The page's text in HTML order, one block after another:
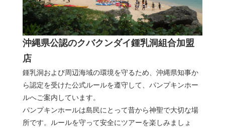
沖縄県公認のクバクンダイ鍾乳洞組合加盟
店
鍾乳洞および周辺海域の環境を守るため、沖縄県知事か
ら認定を受けた公式ルールを遵守して、パンプキンホー
ルへご案内しています。
パンプキンホールは島民にとって昔から神聖で大切な場
所です。ルールを守って安全にツアーを楽しみましょ